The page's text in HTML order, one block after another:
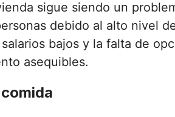
sigue siendo un
debido al alto nivel
bajos y la falta de
asequibles.